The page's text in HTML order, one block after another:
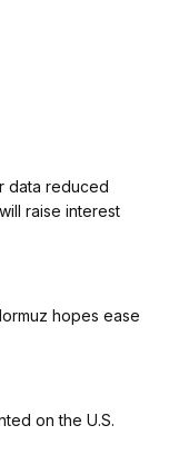
data reduced
raise interest
hopes ease
on the U.S.